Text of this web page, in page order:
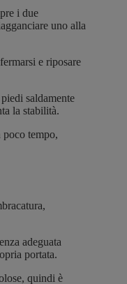
i due
uno alla
e riposare
saldamente
la stabilità.
poco tempo,
adeguata
portata.
quindi è